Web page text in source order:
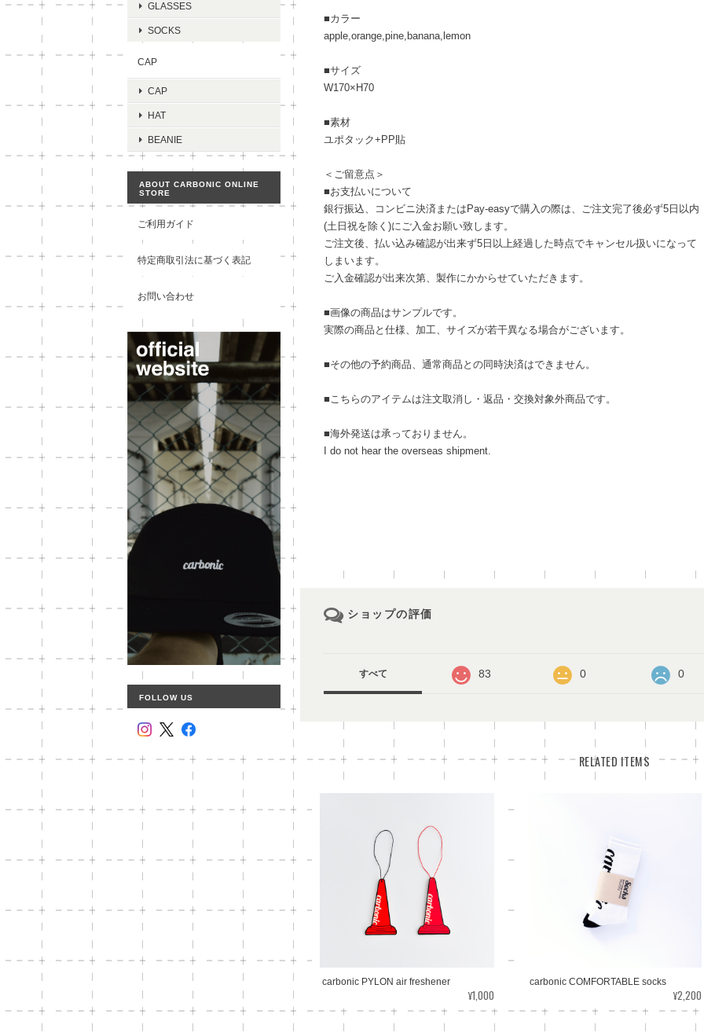
■カラー
apple,orange,pine,banana,lemon
■サイズ
W170×H70
■素材
ユポタック+PP貼
＜ご留意点＞
■お支払いについて
銀行振込、コンビニ決済またはPay-easyで購入の際は、ご注文完了後必ず5日以内
(土日祝を除く)にご入金お願い致します。
ご注文後、払い込み確認が出来ず5日以上経過した時点でキャンセル扱いになって
しまいます。
ご入金確認が出来次第、製作にかからせていただきます。
■画像の商品はサンプルです。
実際の商品と仕様、加工、サイズが若干異なる場合がございます。
■その他の予約商品、通常商品との同時決済はできません。
■こちらのアイテムは注文取消し・返品・交換対象外商品です。
■海外発送は承っておりません。
I do not hear the overseas shipment.
ショップの評価
すべて 83 0 0
RELATED ITEMS
carbonic PYLON air freshener
¥1,000
carbonic COMFORTABLE socks
¥2,200
GLASSES
SOCKS
CAP
CAP
HAT
BEANIE
ABOUT CARBONIC ONLINE
STORE
ご利用ガイド
特定商取引法に基づく表記
お問い合わせ
FOLLOW US